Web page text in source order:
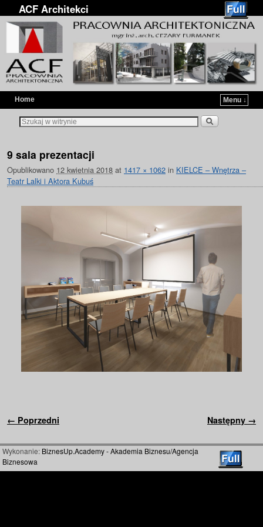
ACF Architekci
Home
Menu ↓
9 sala prezentacji
Opublikowano 12 kwietnia 2018 at 1417 × 1062 in KIELCE – Wnętrza –
Teatr Lalki i Aktora Kubuś
Nawigacja
← Poprzedni Następny →
Wykonanie: BiznesUp.Academy - Akademia Biznesu/Agencja
Biznesowa